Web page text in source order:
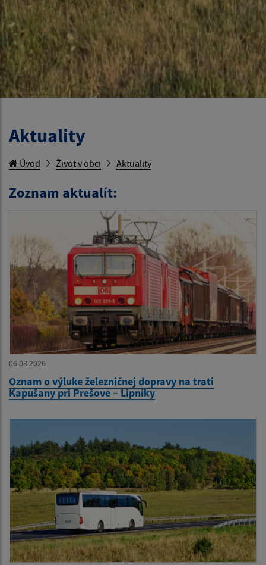
Aktuality
Úvod Život v obci Aktuality
Zoznam aktualít:
06.08.2026
Oznam o výluke železničnej dopravy na trati
Kapušany pri Prešove – Lipníky